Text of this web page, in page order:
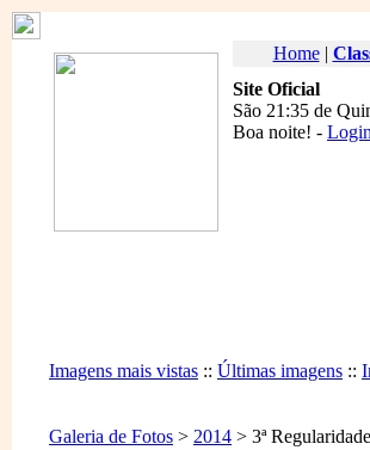
Home|
Site Oficial
São 21:35 de
Boa noite! - Login
Imagens mais vistas :: Últimas imagens ::
Galeria de Fotos > 2014 > 3ª